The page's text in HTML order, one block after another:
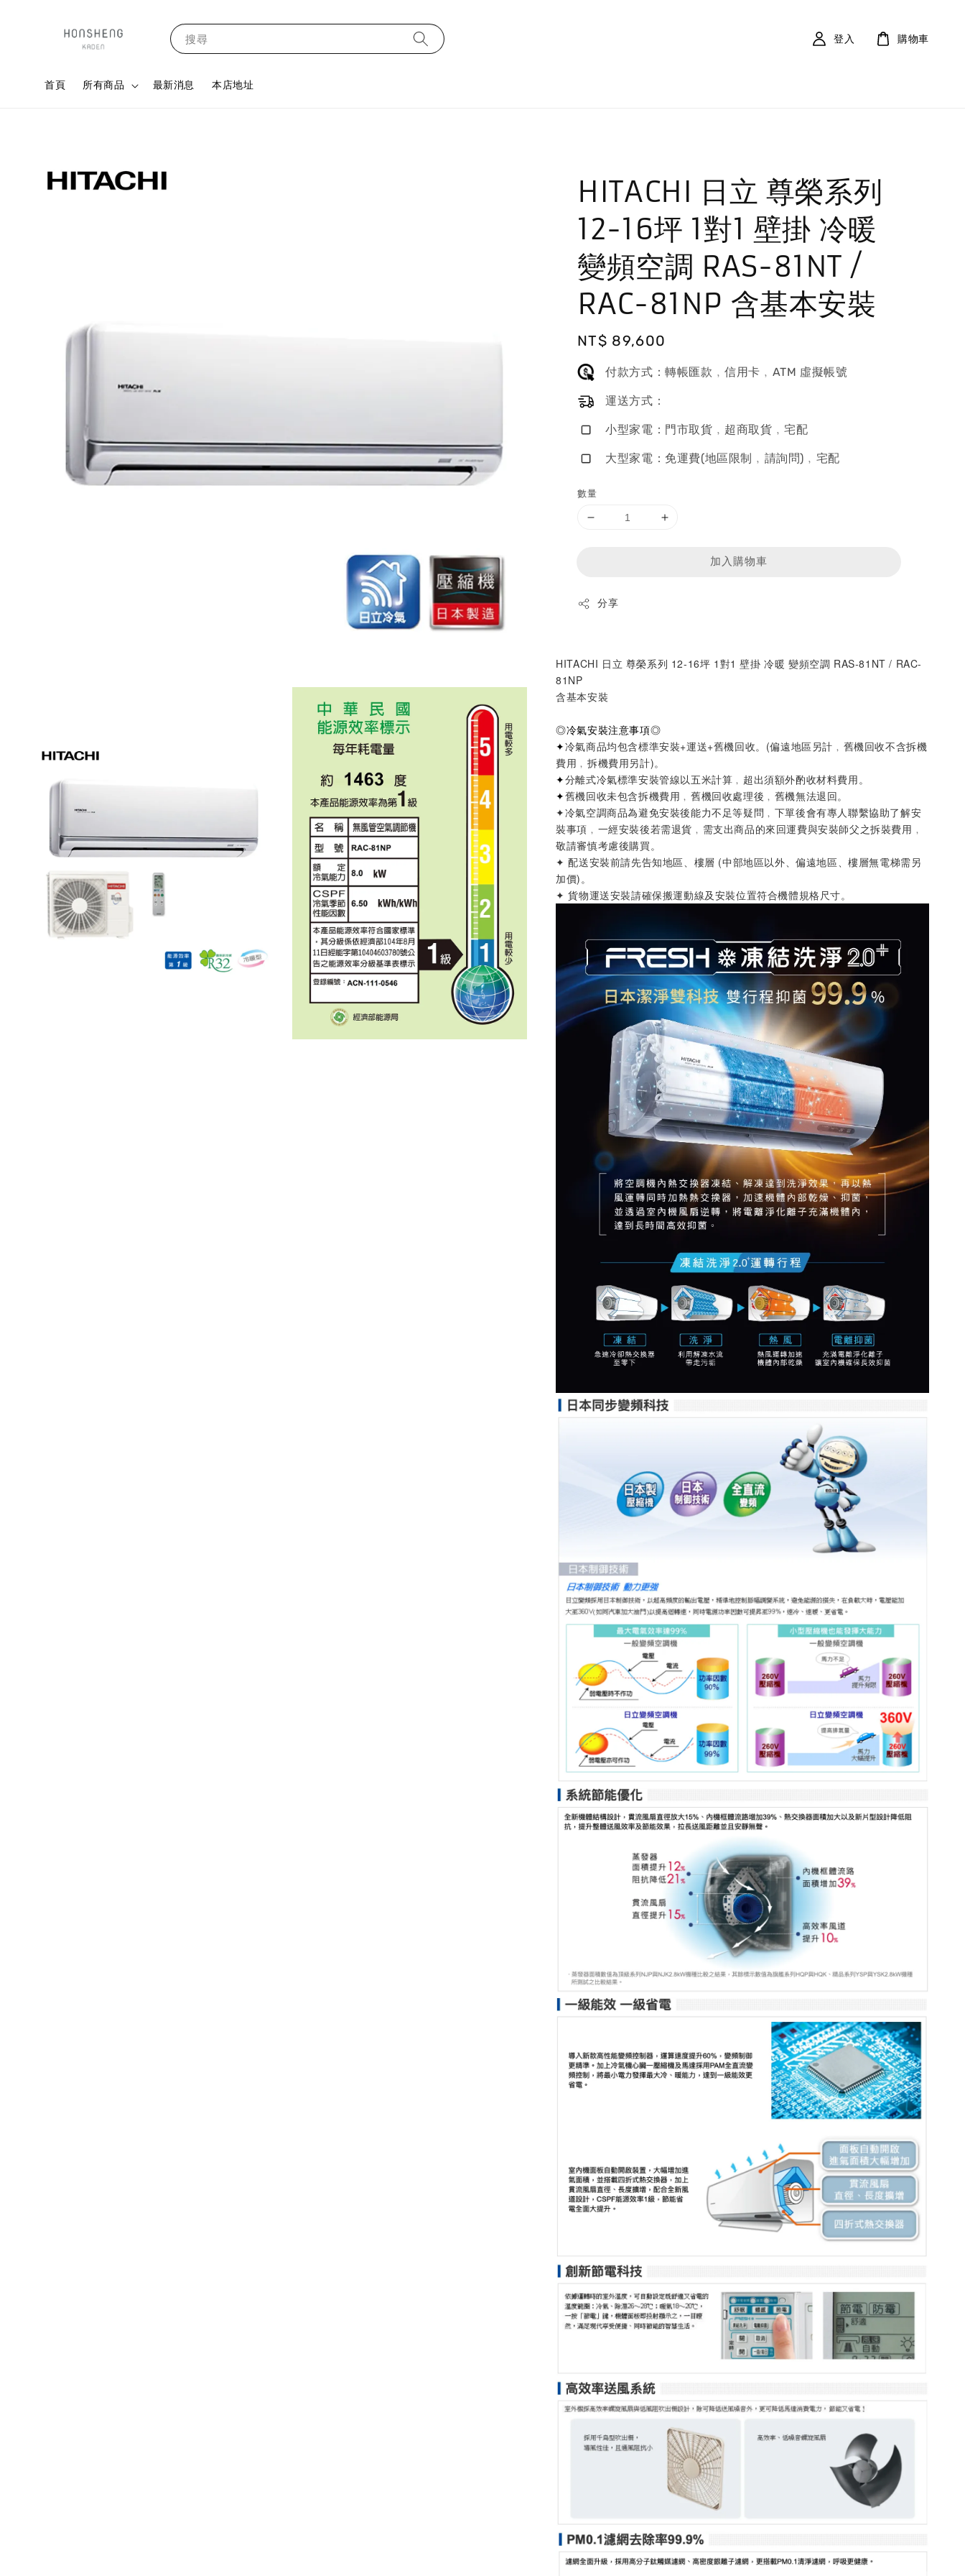
搜尋
首頁 所有商品 最新消息 本店地址
登入 購物車
HITACHI 日立 尊榮系列
12-16坪 1對1 壁掛 冷暖
變頻空調 RAS-81NT /
RAC-81NP 含基本安裝
Regular
price
NT$ 89,600
付款方式：轉帳匯款﹐信用卡﹐ATM 虛擬帳號
運送方式：
小型家電：門市取貨﹐超商取貨﹐宅配
大型家電：免運費(地區限制﹐請詢問)﹐宅配
數量
加入購物車
分享
HITACHI 日立 尊榮系列 12-16坪 1對1 壁掛 冷暖 變頻空調 RAS-81NT / RAC-
81NP
含基本安裝
◎冷氣安裝注意事項◎
✦冷氣商品均包含標準安裝+運送+舊機回收。 (偏遠地區另計﹐舊機回收不含拆機
費用﹐拆機費用另計)。
✦分離式冷氣標準安裝管線以五米計算 ﹐超出須額外酌收材料費用。
✦舊機回收未包含拆機費用﹐舊機回收處理後﹐舊機無法退回。
✦冷氣空調商品為避免安裝後能力不足等疑問 ﹐ 下單後會有專人聯繫協助了解安
裝事項 ﹐ 一經安裝後若需退貨 ﹐ 需支出商品的來回運費與安裝師父之拆裝費用 ﹐
敬請審慎考慮後購買。
✦ 配送安裝前請先告知地區、樓層 (中部地區以外、偏遠地區、樓層無電梯需另
加價)。
✦ 貨物運送安裝請確保搬運動線及安裝位置符合機體規格尺寸。